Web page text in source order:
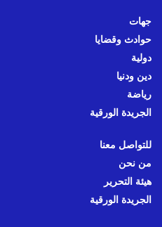
جهات
حوادث وقضايا
دولية
دين ودنيا
رياضة
الجريدة الورقية
للتواصل معنا
من نحن
هيئة التحرير
الجريدة الورقية